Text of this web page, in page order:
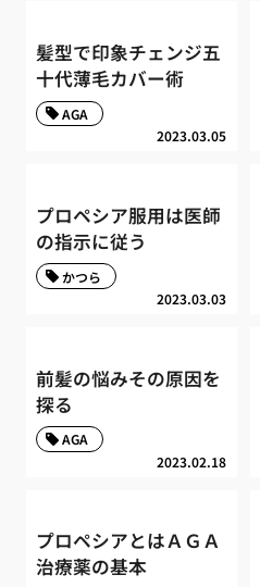
髪型で印象チェンジ五
十代薄毛カバー術
2023.03.05
AGA
プロペシア服用は医師
の指示に従う
2023.03.03
かつら
前髪の悩みその原因を
探る
2023.02.18
AGA
プロペシアとはＡＧＡ
治療薬の基本